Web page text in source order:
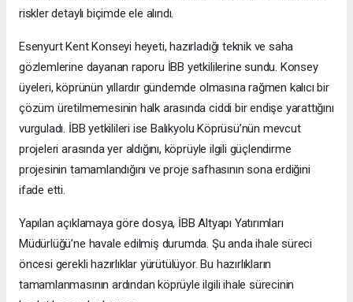
riskler detaylı biçimde ele alındı.
Esenyurt Kent Konseyi heyeti, hazırladığı teknik ve saha
gözlemlerine dayanan raporu İBB yetkililerine sundu. Konsey
üyeleri, köprünün yıllardır gündemde olmasına rağmen kalıcı bir
çözüm üretilmemesinin halk arasında ciddi bir endişe yarattığını
vurguladı. İBB yetkilileri ise Balıkyolu Köprüsü’nün mevcut
projeleri arasında yer aldığını, köprüyle ilgili güçlendirme
projesinin tamamlandığını ve proje safhasının sona erdiğini
ifade etti.
Yapılan açıklamaya göre dosya, İBB Altyapı Yatırımları
Müdürlüğü’ne havale edilmiş durumda. Şu anda ihale süreci
öncesi gerekli hazırlıklar yürütülüyor. Bu hazırlıkların
tamamlanmasının ardından köprüyle ilgili ihale sürecinin